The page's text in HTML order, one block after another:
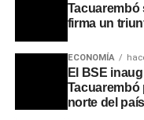
Tacuarembó
firma un
ECONOMÍA
El BSE
Tacuarembó
norte del país